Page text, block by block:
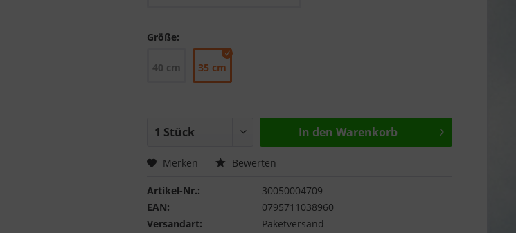
Größe:
40 cm 35 cm
In den Warenkorb
Merken Bewerten
Artikel-Nr.:
30050004709
EAN:
0795711038960
Versandart:
Paketversand